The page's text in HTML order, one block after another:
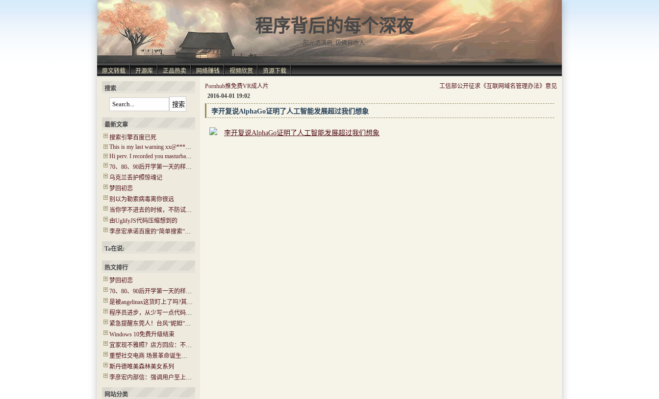
程序背后的每个深夜
阳光洒满肩, 仿佛自由人.
原文转载 开源库 正品热卖 网络赚钱 视频欣赏 资源下载
Pornhub推免费VR成人片
工信部公开征求《互联网域名管理办法》意见
2016-04-01 19:02
李开复说AlphaGo证明了人工智能发展超过我们想象
搜索
最新文章
搜索引擎百度已死
This is my last warning xx@****.com!
Hi perv. I recorded you masturbating! I have captured ‘Hi.mp4’!
70、80、90后开学第一天的样子！你还记得吗？看哭了…..
乌克兰丢护照惊魂记
梦回初恋
别以为勒索病毒离你很远
当你学不进去的时候，不防试试“普瑞马法则”
由UglifyJS代码压缩想到的
李彦宏承诺百度的“简单搜索”没有任何广告
Ta在说:
热文排行
梦回初恋
70、80、90后开学第一天的样子！你还记得吗？看哭了…..
是被angelinax这货盯上了吗?其IP为180.97.106.*
程序员进步，从少写一点代码开始
紧急提醒东莞人！台风“妮妲”今晚或登陆！将有14级大风！
Windows 10免费升级结束
宜家现不雅照？店方回应：不是北京的 已经报警(图)
重塑社交电商 场景革命诞生新机会
斯丹德唯美森林美女系列
李彦宏内部信：强调用户至上 牺牲收入在所不惜
网站分类